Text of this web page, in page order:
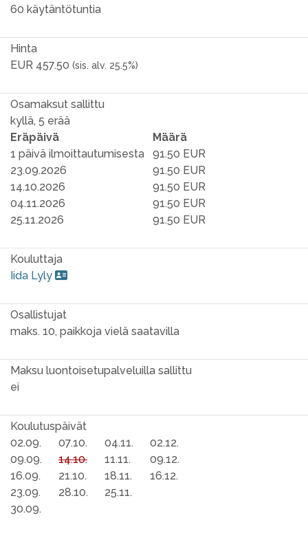
60 käytäntötuntia
Hinta
EUR 457.50 (sis. alv. 25.5%)
Osamaksut sallittu
kyllä, 5 erää
Eräpäivä
Määrä
1 päivä ilmoittautumisesta
91.50 EUR
23.09.2026
91.50 EUR
14.10.2026
91.50 EUR
04.11.2026
91.50 EUR
25.11.2026
91.50 EUR
Kouluttaja
Iida Lyly
Osallistujat
maks. 10, paikkoja vielä saatavilla
Maksu luontoisetupalveluilla sallittu
ei
Koulutuspäivät
02.09.
09.09.
16.09.
23.09.
30.09.
07.10.
14.10.
21.10.
28.10.
04.11.
11.11.
18.11.
25.11.
02.12.
09.12.
16.12.